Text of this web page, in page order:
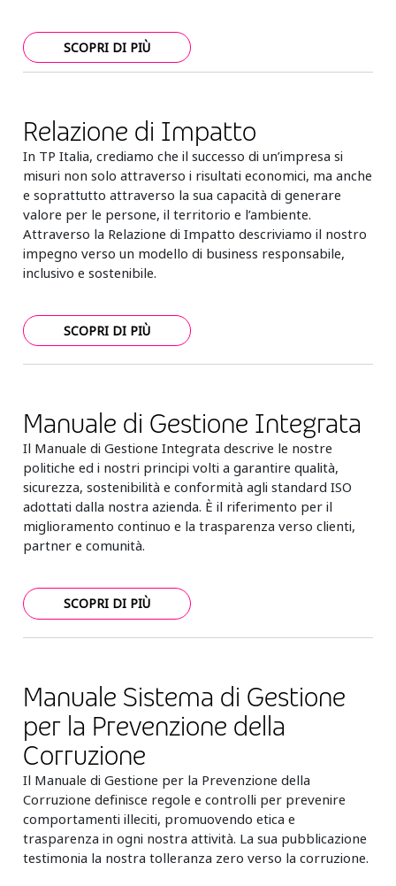
SCOPRI DI PIÙ
Relazione di Impatto
In TP Italia, crediamo che il successo di un’impresa si
misuri non solo attraverso i risultati economici, ma anche
e soprattutto attraverso la sua capacità di generare
valore per le persone, il territorio e l’ambiente.
Attraverso la Relazione di Impatto descriviamo il nostro
impegno verso un modello di business responsabile,
inclusivo e sostenibile.
SCOPRI DI PIÙ
Manuale di Gestione Integrata
Il Manuale di Gestione Integrata descrive le nostre
politiche ed i nostri principi volti a garantire qualità,
sicurezza, sostenibilità e conformità agli standard ISO
adottati dalla nostra azienda. È il riferimento per il
miglioramento continuo e la trasparenza verso clienti,
partner e comunità.
SCOPRI DI PIÙ
Manuale Sistema di Gestione
per la Prevenzione della
Corruzione
Il Manuale di Gestione per la Prevenzione della
Corruzione definisce regole e controlli per prevenire
comportamenti illeciti, promuovendo etica e
trasparenza in ogni nostra attività. La sua pubblicazione
testimonia la nostra tolleranza zero verso la corruzione.